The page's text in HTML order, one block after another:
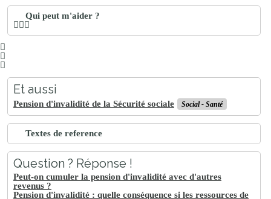
Qui peut m'aider ?
Et aussi
Pension d'invalidité de la Sécurité sociale Social - Santé
Textes de reference
Question ? Réponse !
Peut-on cumuler la pension d'invalidité avec d'autres
revenus ?
Pension d'invalidité : quelle conséquence si les ressources de